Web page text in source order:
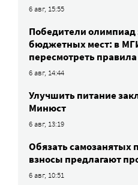
6 авг, 15:55
Победители
бюджетных мест: в
пересмотреть
6 авг, 14:44
Улучшить питание
Минюст
6 авг, 13:19
Обязать самозанятых
взносы предлагают
6 авг, 10:51